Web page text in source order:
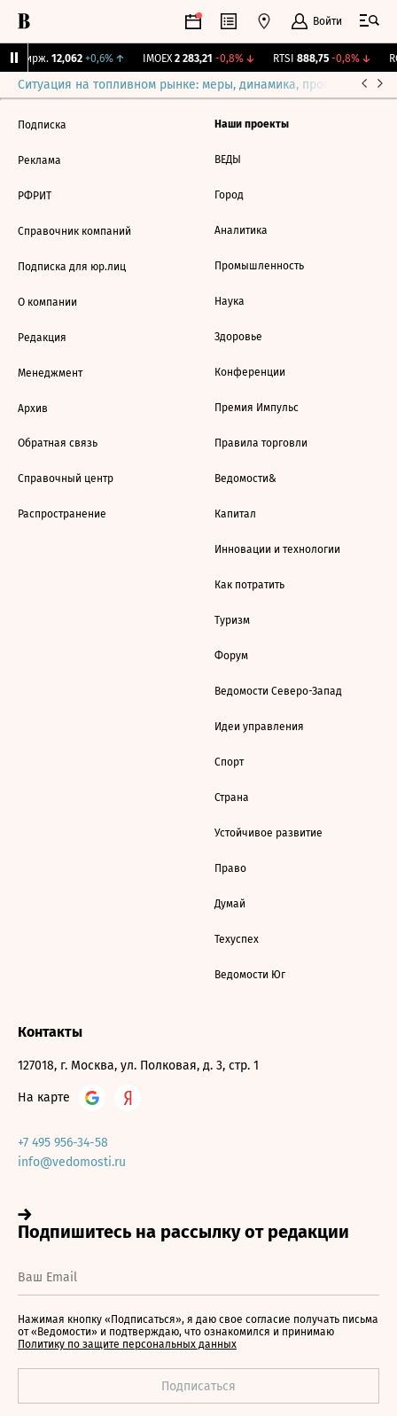
Войти
Бирж. 12,062 +0,6%↑ IMOEX 2 283,21 -0,8%↓ RTSI 888,75 -0,8%↓
Ситуация на топливном рынке: меры, динамика, прогнозы
Подписка
Реклама
РФРИТ
Справочник компаний
Подписка для юр.лиц
О компании
Редакция
Менеджмент
Архив
Обратная связь
Справочный центр
Распространение
Наши проекты
ВЕДЫ
Город
Аналитика
Промышленность
Наука
Здоровье
Конференции
Премия Импульс
Правила торговли
Ведомости&
Капитал
Инновации и технологии
Как потратить
Туризм
Форум
Ведомости Северо-Запад
Идеи управления
Спорт
Страна
Устойчивое развитие
Право
Думай
Техуспех
Ведомости Юг
Контакты
127018, г. Москва, ул. Полковая, д. 3, стр. 1
На карте
+7 495 956-34-58
info@vedomosti.ru
Нажимая кнопку «Подписаться», я даю свое согласие получать письма
от «Ведомости» и подтверждаю, что ознакомился и принимаю
Политику по защите персональных данных